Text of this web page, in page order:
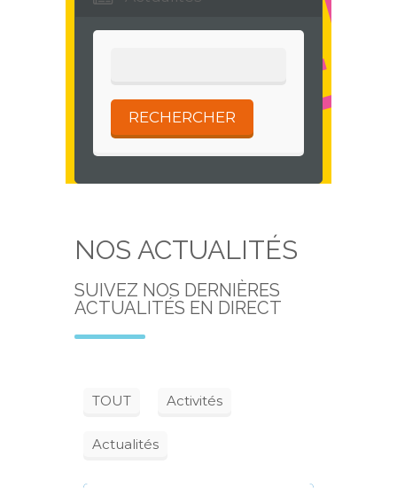
NOS ACTUALITÉS
SUIVEZ NOS DERNIÈRES
ACTUALITÉS EN DIRECT
TOUT Activités
Actualités